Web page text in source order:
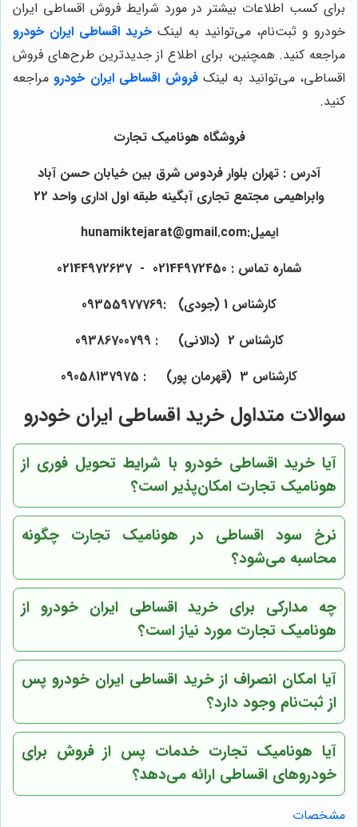
برای کسب اطلاعات بیشتر در مورد شرایط فروش اقساطی ایران
خودرو و ثبت‌نام، می‌توانید به لینک خرید اقساطی ایران خودرو
مراجعه کنید. همچنین، برای اطلاع از جدیدترین طرح‌های فروش
اقساطی، می‌توانید به لینکفروش اقساطی ایران خودرومراجعه
کنید.
فروشگاه هونامیک تجارت
آدرس : تهران بلوار فردوس شرق بین خیابان حسن آباد
وابراهیمی مجتمع تجاری آبگینه طبقه اول اداری واحد 22
ایمیل:hunamiktejarat@gmail.com
شماره تماس : 02144972450 - 02144972637
کارشناس 1 (جودی) :09355977769
کارشناس 2 (دالانی) : 09386700799
کارشناس 3 (قهرمان پور) : 09058137975
سوالات متداول خرید اقساطی ایران خودرو
آیا خرید اقساطی خودرو با شرایط تحویل فوری از
هونامیک تجارت امکان‌پذیر است؟
نرخ سود اقساطی در هونامیک تجارت چگونه
محاسبه می‌شود؟
چه مدارکی برای خرید اقساطی ایران خودرو از
هونامیک تجارت مورد نیاز است؟
آیا امکان انصراف از خرید اقساطی ایران خودرو پس
از ثبت‌نام وجود دارد؟
آیا هونامیک تجارت خدمات پس از فروش برای
خودروهای اقساطی ارائه می‌دهد؟
مشخصات